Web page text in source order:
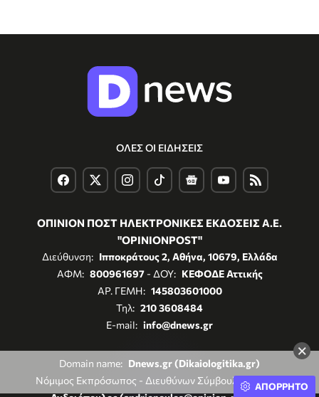
×
ΟΛΕΣ ΟΙ ΕΙΔΗΣΕΙΣ
ΟΠΙΝΙΟΝ ΠΟΣΤ ΗΛΕΚΤΡΟΝΙΚΕΣ ΕΚΔΟΣΕΙΣ Α.Ε.
"OPINIONPOST"
Διεύθυνση: Ιπποκράτους 2, Αθήνα, 10679, Ελλάδα
ΑΦΜ: 800961697- ΔΟΥ: ΚΕΦΟΔΕ Αττικής
ΑΡ. ΓΕΜΗ: 145803601000
Τηλ: 210 3608484
E-mail: info@dnews.gr
Domain name: Dnews.gr (Dikaiologitika.gr)
Νόμιμος Εκπρόσωπος - Διευθύνων Σύμβουλος:
Νίκος
ΑΠΟΡΡΗΤΟ